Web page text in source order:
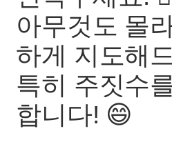
아무것도 몰
하게 지도해
특히 주짓수
합니다! 😄